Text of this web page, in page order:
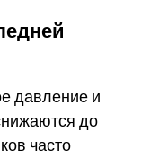
давление и
до
часто